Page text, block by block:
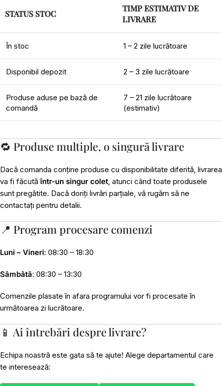
STATUS STOC
TIMP ESTIMATIV DE
LIVRARE
În stoc 1 – 2 zile lucrătoare
Disponibil depozit 2 – 3 zile lucrătoare
Produse aduse pe bază de
comandă
7 – 21 zile lucrătoare
(estimativ)
🔁 Produse multiple, o singură livrare
Dacă comanda conține produse cu disponibilitate diferită, livrarea
va fi făcutăîntr-un singur colet, atunci când toate produsele
sunt pregătite. Dacă doriți livrări parțiale, vă rugăm să ne
contactați pentru detalii.
📍 Program procesare comenzi
Luni – Vineri: 08:30 – 18:30
Sâmbătă: 08:30 – 13:30
Comenzile plasate în afara programului vor fi procesate în
următoarea zi lucrătoare.
📱 Ai întrebări despre livrare?
Echipa noastră este gata să te ajute! Alege departamentul care
te interesează: